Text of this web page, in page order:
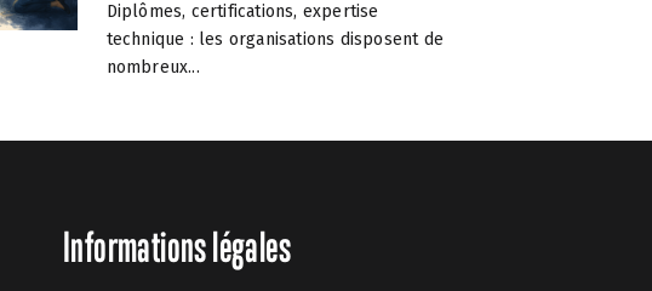
Diplômes, certifications, expertise
technique : les organisations disposent de
nombreux...
Informations légales